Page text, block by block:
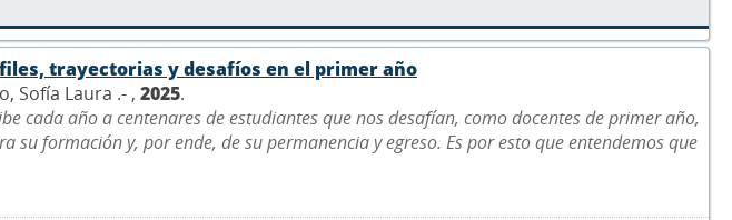
trayectorias y desafíos en el primer año
Sofía Laura .- , 2025.
cada año a centenares de estudiantes que nos desafían, como docentes de primer año,
su formación y, por ende, de su permanencia y egreso. Es por esto que entendemos que